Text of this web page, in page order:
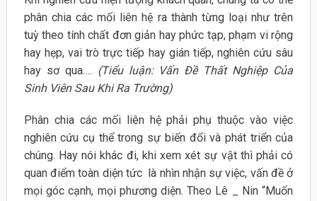
phân chia các mối liên hệ ra thành từng loại như trên
tuỳ theo tính chất đơn giản hay phức tạp, phạm vi rộng
hay hẹp, vai trò trực tiếp hay gián tiếp, nghiên cứu sâu
hay sơ qua…. (Tiểu luận: Vấn Đề Thất Nghiệp Của
Sinh Viên Sau Khi Ra Trường)
Phân chia các mối liên hệ phải phụ thuộc vào việc
nghiên cứu cụ thể trong sự biến đổi và phát triển của
chúng. Hay nói khác đi, khi xem xét sự vật thì phải có
quan điểm toàn diện tức là nhìn nhận sự việc, vấn đề ở
mọi góc cạnh, mọi phương diện. Theo Lê _ Nin “Muốn